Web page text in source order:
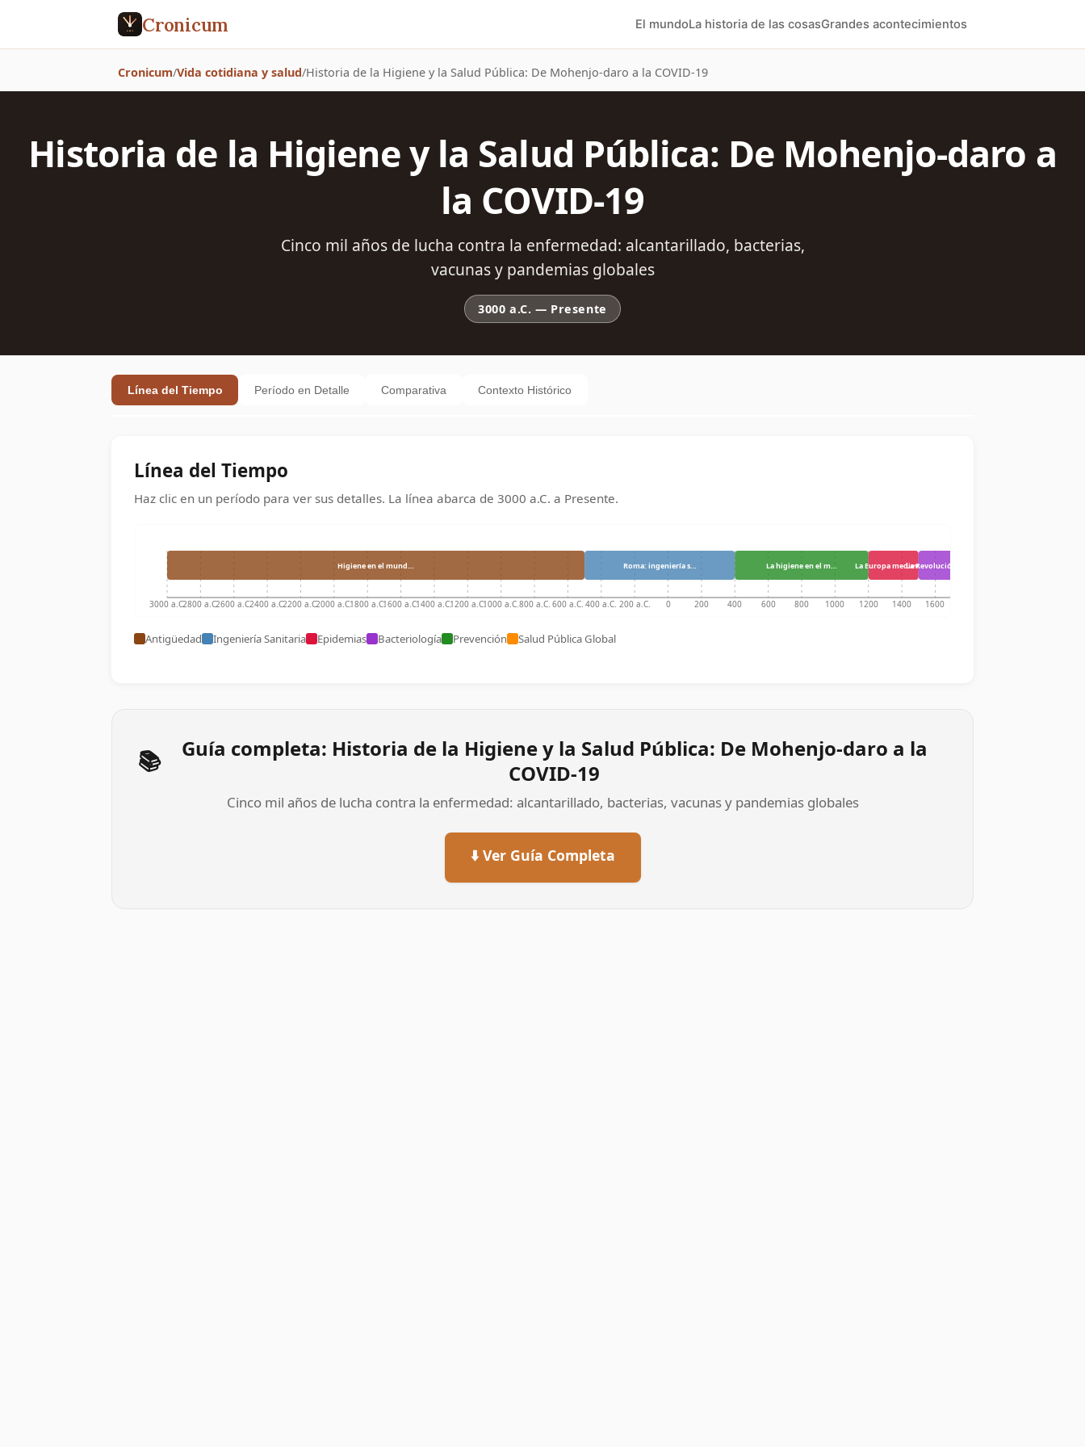
Cronicum El mundoLa historia de las cosasGrandes acontecimientos
Cronicum/Vida cotidiana y salud/Historia de la Higiene y la Salud Pública: De Mohenjo-daro a la COVID-19
Historia de la Higiene y la Salud Pública: De Mohenjo-daro a
la COVID-19
Cinco mil años de lucha contra la enfermedad: alcantarillado, bacterias,
vacunas y pandemias globales
3000 a.C. — Presente
Línea del Tiempo Período en Detalle Comparativa Contexto Histórico
Línea del Tiempo
Haz clic en un período para ver sus detalles. La línea abarca de 3000 a.C. a Presente.
3000 a.C.2800 a.C.2600 a.C.2400 a.C.2200 a.C.2000 a.C.1800 a.C.1600 a.C.1400 a.C.1200 a.C.1000 a.C.800 a.C. 600 a.C. 400 a.C. 200 a.C. 0 200 400 600 800 1000 1200 1400 1600
Higiene en el mund… Roma: ingeniería s… La higiene en el m… La Europa medieval…La Revolución Cien…
Antigüedad Ingeniería Sanitaria Epidemias Bacteriología Prevención Salud Pública Global
📚
Guía completa: Historia de la Higiene y la Salud Pública: De Mohenjo-daro a la
COVID-19
Cinco mil años de lucha contra la enfermedad: alcantarillado, bacterias, vacunas y pandemias globales
⬇️ Ver Guía Completa